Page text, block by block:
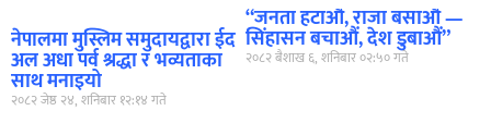
नेपालमा मुस्लिम समुदायद्वारा ईद
अल अधा पर्व श्रद्धा र भव्यताका
साथ मनाइयो
२०८२ जेष्ठ २४, शनिबार १२:१४ गते
“जनता हटाऔं, राजा बसाऔं —
सिंहासन बचाऔं, देश डुबाऔं”
२०८२ बैशाख ६, शनिबार ०२:५० गते